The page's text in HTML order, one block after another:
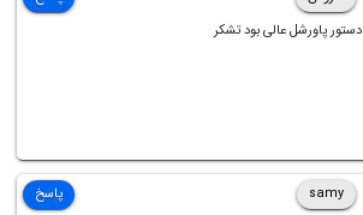
دستور پاورشل عالی بود تشکر
samy
پاسخ